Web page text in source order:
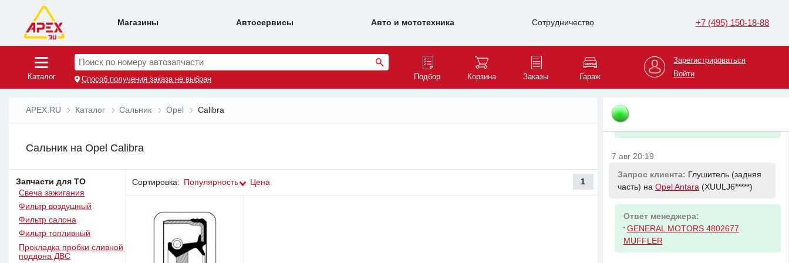
Магазины Автосервисы Авто и мототехника Сотрудничество +7 (495) 150-18-88
Каталог
Поиск по номеру автозапчасти
Способ получения заказа не выбран Подбор Корзина Заказы Гараж
Зарегистрироваться
Войти
APEX.RU Каталог Сальник Opel Calibra
Сальник на Opel Calibra
Запчасти для ТО
Свеча зажигания
Фильтр воздушный
Фильтр салона
Фильтр топливный
Прокладка пробки сливной
поддона ДВС
Сортировка: Популярность Цена 1
Запрос клиента:Масло моторное на
Ответ менеджера:
-
7 авг 20:19
Запрос клиента: Глушитель (задняя
часть) на Opel Antara (XUULJ6*****)
Ответ менеджера:
- GENERAL MOTORS 4802677
MUFFLER